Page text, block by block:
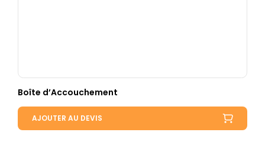
Boîte d’Accouchement
AJOUTER AU DEVIS